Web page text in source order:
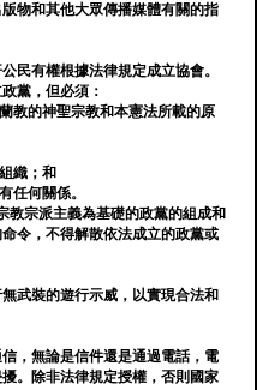
物和其他大眾傳播媒體有關的指
民有權根據法律規定成立協會。
黨，但必須：
教的神聖宗教和本憲法所載的原
織；和
任何關係。
教宗派主義為基礎的政黨的組成和
令，不得解散依法成立的政黨或
武裝的遊行示威，以實現合法和
，無論是信件還是通過電話，電
。除非法律規定授權，否則國家